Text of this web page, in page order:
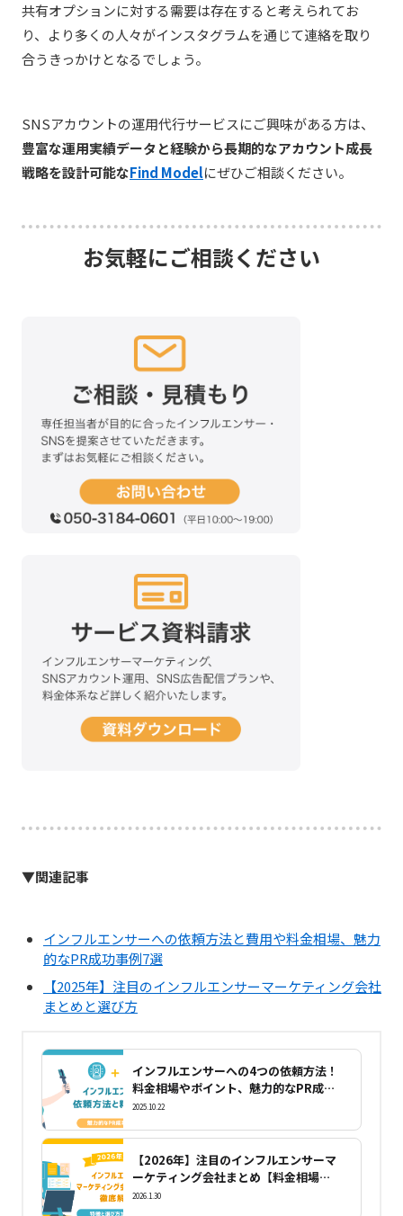
共有オプションに対する需要は存在すると考えられてお
り、より多くの人々がインスタグラムを通じて連絡を取り
合うきっかけとなるでしょう。
SNSアカウントの運用代行サービスにご興味がある方は、
豊富な運用実績データと経験から長期的なアカウント成長
戦略を設計可能なFind Modelにぜひご相談ください。
お気軽にご相談ください
▼関連記事
インフルエンサーへの依頼方法と費用や料金相場、魅力
的なPR成功事例7選
【2025年】注目のインフルエンサーマーケティング会社
まとめと選び方
インフルエンサーへの4つの依頼方法！
料金相場やポイント、魅力的なPR成功
事例8選
2025.10.22
【2026年】注目のインフルエンサーマ
ーケティング会社まとめ【料金相場や
選び方】も解説！
2026.1.30